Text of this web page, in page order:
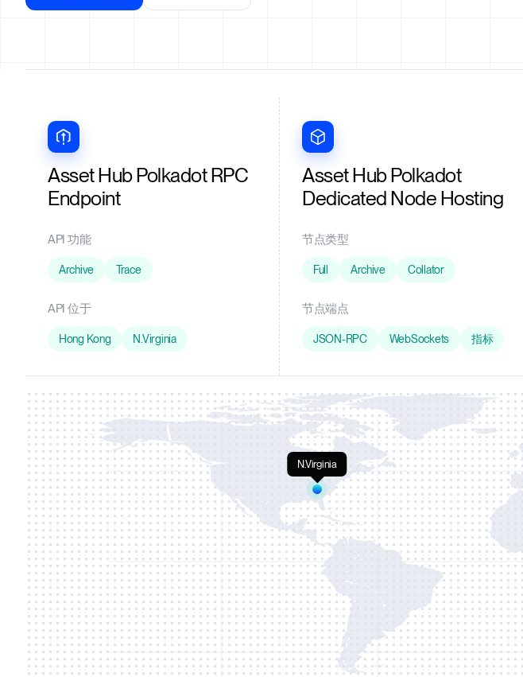
Asset Hub Polkadot RPC
Endpoint
API 功能
Archive Trace
API 位于
Hong Kong N.Virginia
Asset Hub Polkadot
Dedicated Node Hosting
节点类型
Full Archive Collator
节点端点
JSON-RPC WebSockets 指标
N.Virginia